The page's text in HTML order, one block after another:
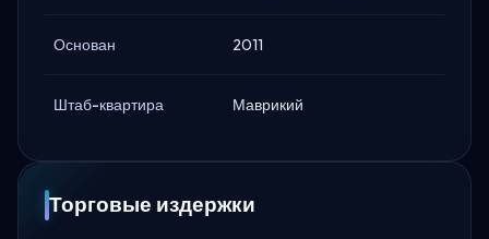
Основан 2011
Штаб-квартира Маврикий
Торговые издержки